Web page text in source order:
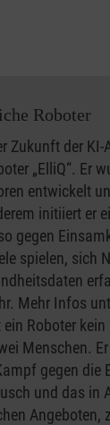
Roboter
Zukunft der
„ElliQ“. Er
entwickelt
initiiert er
gegen
spielen, sich
Mehr Infos
Roboter
Menschen.
gegen die
und das in
Angeboten,